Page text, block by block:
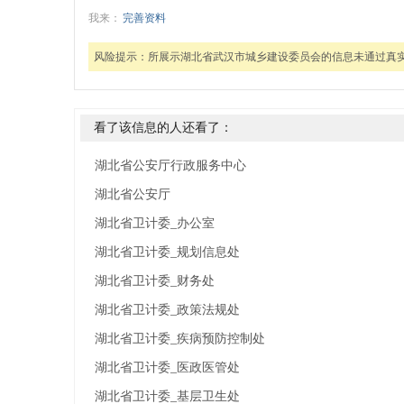
我来： 完善资料
风险提示： 所展示湖北省武汉市城乡建设委员会的信息未通过
看了该信息的人还看了：
湖北省公安厅行政服务中心
湖北省公安厅
湖北省卫计委_办公室
湖北省卫计委_规划信息处
湖北省卫计委_财务处
湖北省卫计委_政策法规处
湖北省卫计委_疾病预防控制处
湖北省卫计委_医政医管处
湖北省卫计委_基层卫生处